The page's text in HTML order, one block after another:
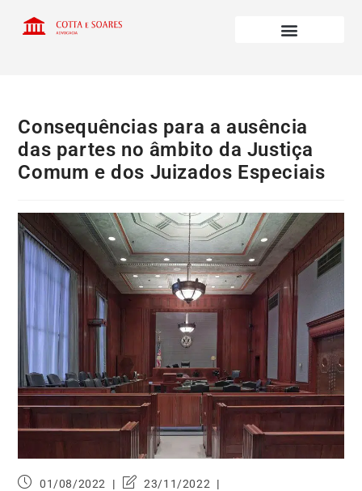
Consequências para a ausência
das partes no âmbito da Justiça
Comum e dos Juizados Especiais
01/08/2022
23/11/2022